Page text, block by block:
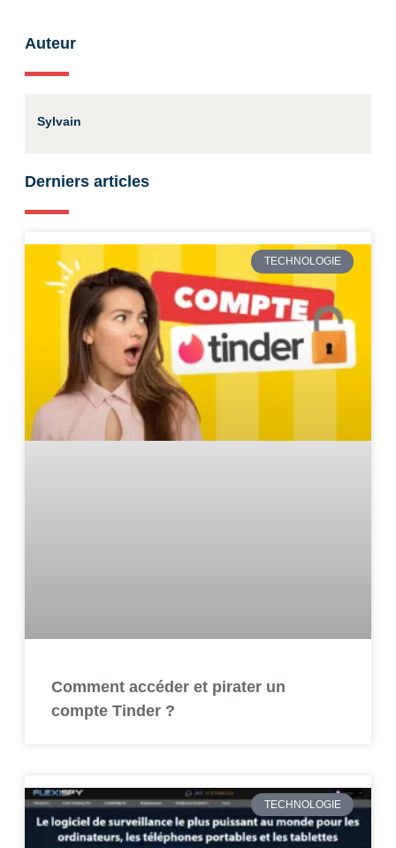
Auteur
Sylvain
Derniers articles
TECHNOLOGIE
Comment accéder et pirater un
compte Tinder ?
TECHNOLOGIE